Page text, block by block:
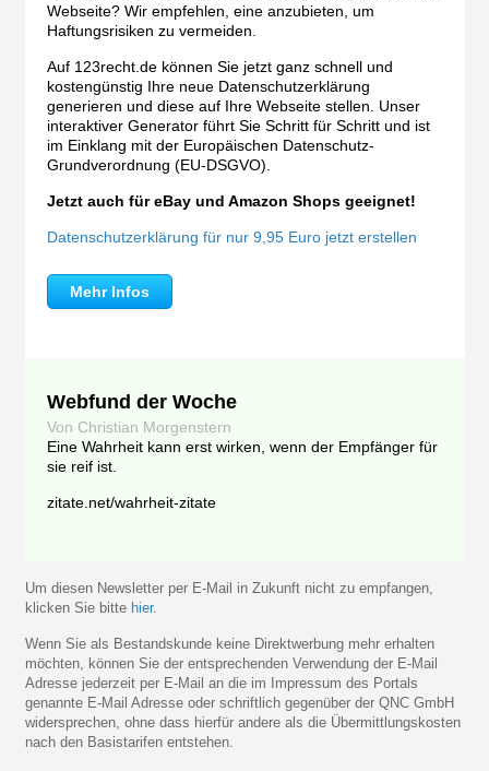
Webseite? Wir empfehlen, eine anzubieten, um
Haftungsrisiken zu vermeiden.
Auf 123recht.de können Sie jetzt ganz schnell und
kostengünstig Ihre neue Datenschutzerklärung
generieren und diese auf Ihre Webseite stellen. Unser
interaktiver Generator führt Sie Schritt für Schritt und ist
im Einklang mit der Europäischen Datenschutz-
Grundverordnung (EU-DSGVO).
Jetzt auch für eBay und Amazon Shops geeignet!
Datenschutzerklärung für nur 9,95 Euro jetzt erstellen
Mehr Infos
Webfund der Woche
Von Christian Morgenstern
Eine Wahrheit kann erst wirken, wenn der Empfänger für
sie reif ist.
zitate.net/wahrheit-zitate
Um diesen Newsletter per E-Mail in Zukunft nicht zu empfangen,
klicken Sie bitte hier.
Wenn Sie als Bestandskunde keine Direktwerbung mehr erhalten
möchten, können Sie der entsprechenden Verwendung der E-Mail
Adresse jederzeit per E-Mail an die im Impressum des Portals
genannte E-Mail Adresse oder schriftlich gegenüber der QNC GmbH
widersprechen, ohne dass hierfür andere als die Übermittlungskosten
nach den Basistarifen entstehen.